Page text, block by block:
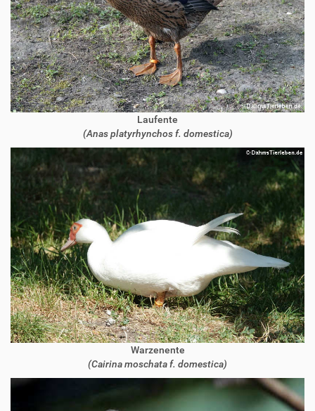
Laufente
(Anas platyrhynchos f. domestica)
Warzenente
(Cairina moschata f. domestica)